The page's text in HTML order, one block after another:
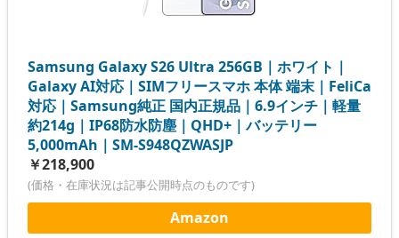
Samsung Galaxy S26 Ultra 256GB｜ホワイト｜
Galaxy AI対応｜SIMフリースマホ 本体 端末｜FeliCa
対応｜Samsung純正 国内正規品｜6.9インチ｜軽量
約214g｜IP68防水防塵｜QHD+｜バッテリー
5,000mAh｜SM-S948QZWASJP
￥218,900
(価格・在庫状況は記事公開時点のものです)
Amazon